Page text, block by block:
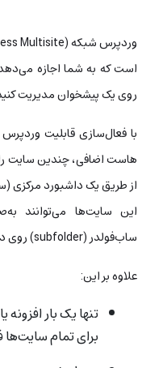
است که به شما اجازه
روی یک پیشخوان مدیریت کنید.
با فعال‌سازی قابلیت وردپرس
هاست اضافی، چندین سایت را
از طریق یک داشبورد مرکزی
ساب‌فولدر (subfolder) روی دامنه اصلی اجرا شوند.
علاوه بر این:
تنها یک بار افزونه
برای تمام سایت‌ها